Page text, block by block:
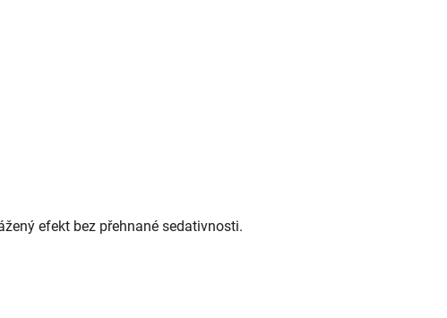
efekt bez přehnané sedativnosti.